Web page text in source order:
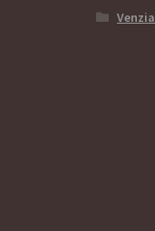
Venzia